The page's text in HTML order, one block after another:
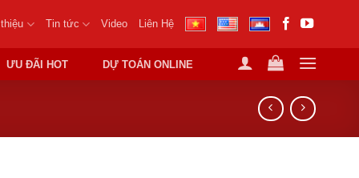
Tin tức Video Liên Hệ
ƯU ĐÃI HOT DỰ TOÁN ONLINE